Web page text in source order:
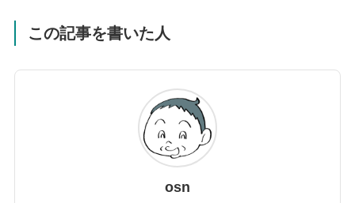
この記事を書いた人
osn